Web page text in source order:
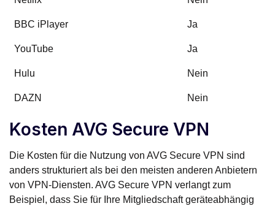
BBC iPlayer Ja
YouTube Ja
Hulu Nein
DAZN Nein
Kosten AVG Secure VPN
Die Kosten für die Nutzung von AVG Secure VPN sind
anders strukturiert als bei den meisten anderen Anbietern
von VPN-Diensten. AVG Secure VPN verlangt zum
Beispiel, dass Sie für Ihre Mitgliedschaft geräteabhängig